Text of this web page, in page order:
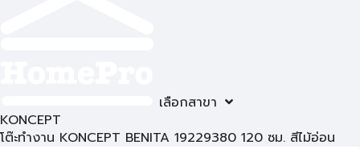
เลือกสาขา
KONCEPT
โต๊ะทำงาน KONCEPT BENITA 19229380 120 ซม. สีไม้อ่อน